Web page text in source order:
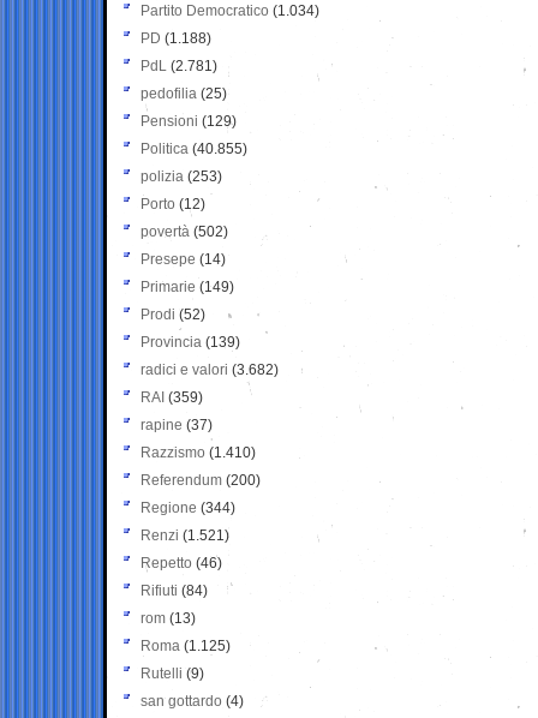
Partito Democratico (1.034)
PD (1.188)
PdL (2.781)
pedofilia (25)
Pensioni (129)
Politica (40.855)
polizia (253)
Porto (12)
povertà (502)
Presepe (14)
Primarie (149)
Prodi (52)
Provincia (139)
radici e valori (3.682)
RAI (359)
rapine (37)
Razzismo (1.410)
Referendum (200)
Regione (344)
Renzi (1.521)
Repetto (46)
Rifiuti (84)
rom (13)
Roma (1.125)
Rutelli (9)
san gottardo (4)